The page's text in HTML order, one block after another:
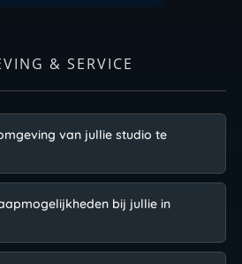
& SERVICE
van jullie studio te
bij jullie in